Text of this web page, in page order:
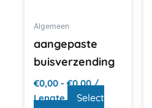
Algemeen
aangepaste
buisverzending
€0,00 - €0,00/
Lengte
Select